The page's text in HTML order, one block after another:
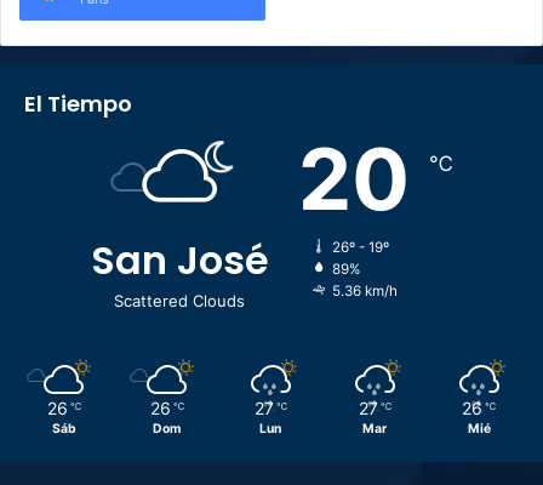
El Tiempo
San José
Scattered Clouds
20 ℃
26º - 19º
89%
5.36 km/h
26 ℃
Sáb
26 ℃
Dom
27 ℃
Lun
27 ℃
Mar
26 ℃
Mié